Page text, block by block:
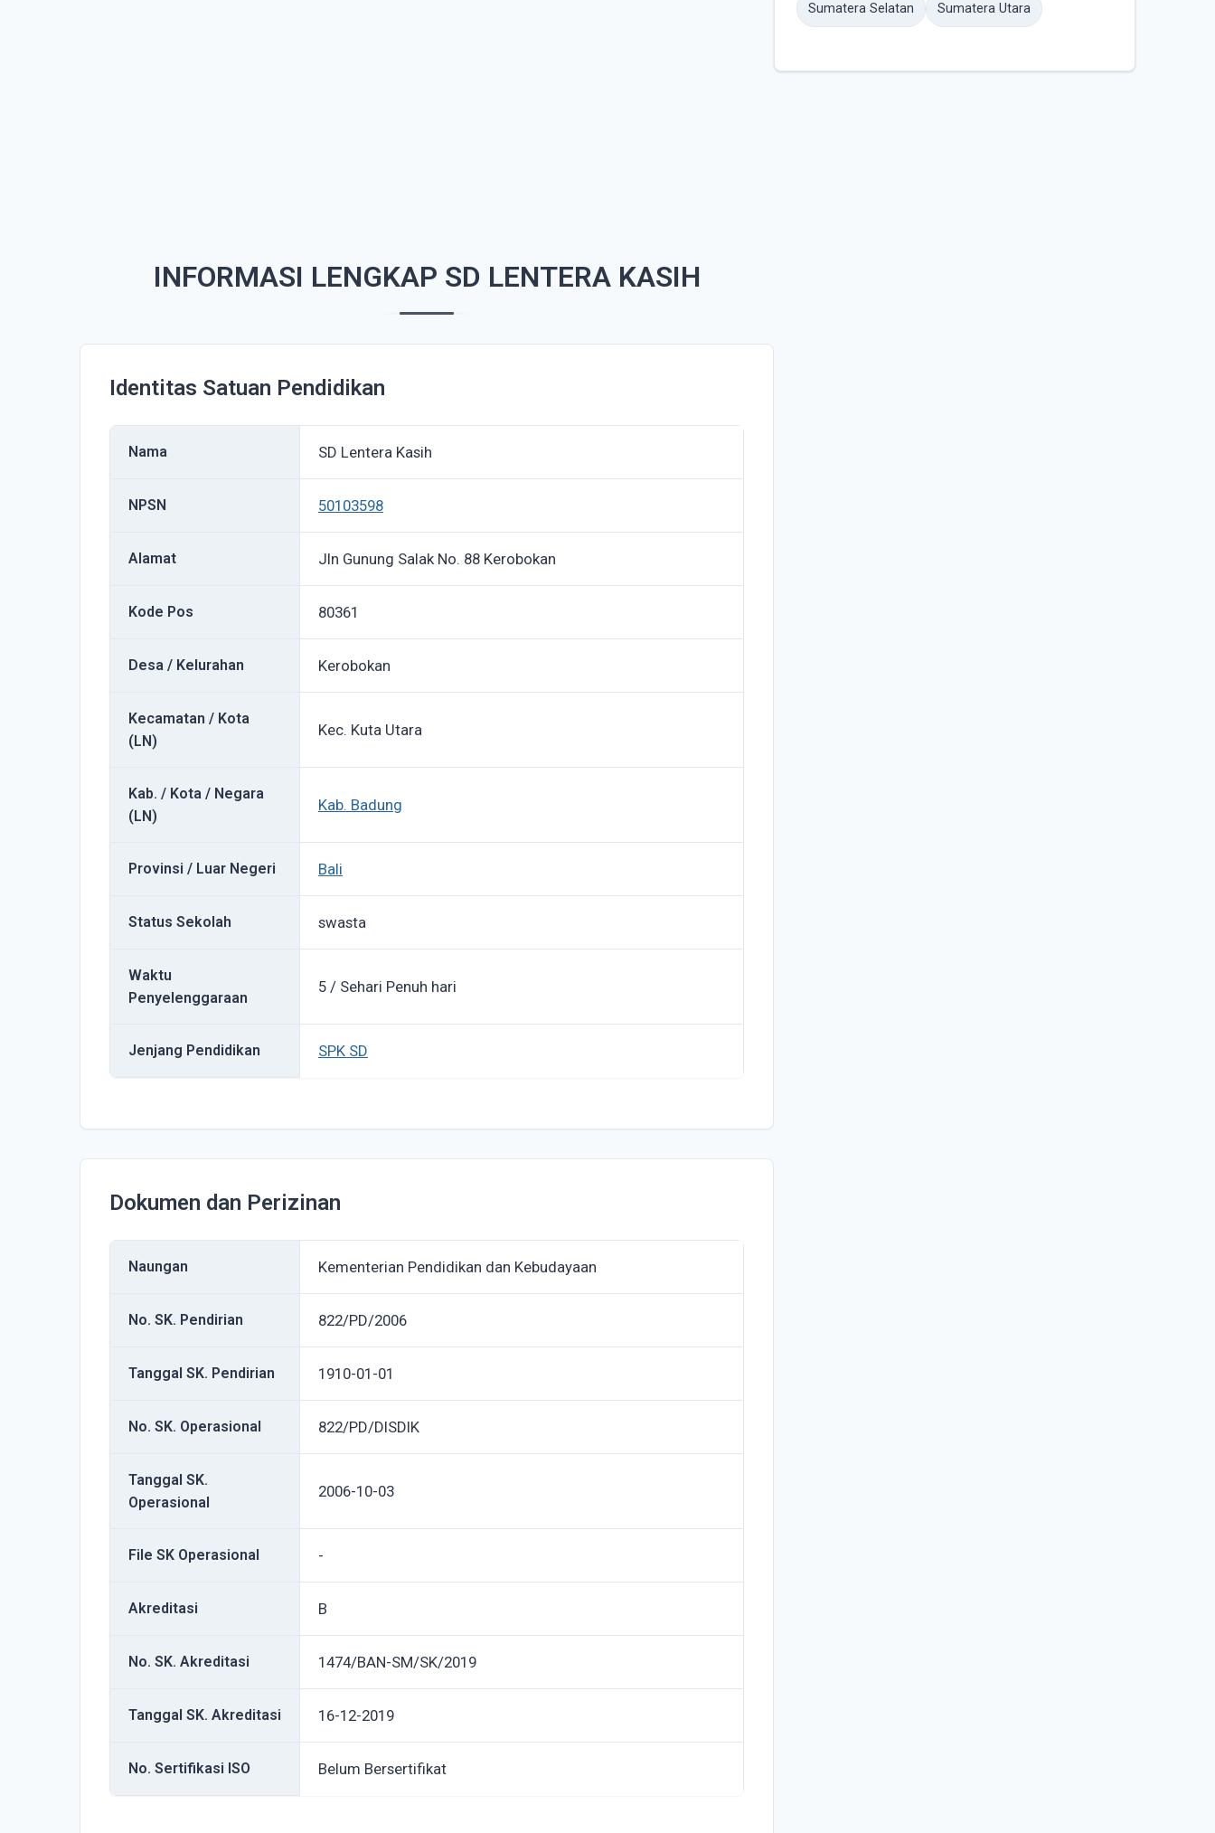
INFORMASI LENGKAP SD LENTERA KASIH
Identitas Satuan Pendidikan
Nama SD Lentera Kasih
NPSN 50103598
Alamat Jln Gunung Salak No. 88 Kerobokan
Kode Pos 80361
Desa / Kelurahan Kerobokan
Kecamatan / Kota
(LN)
Kec. Kuta Utara
Kab. / Kota / Negara
(LN)
Kab. Badung
Provinsi / Luar Negeri Bali
Status Sekolah swasta
Waktu
Penyelenggaraan
5 / Sehari Penuh hari
Jenjang Pendidikan SPK SD
Dokumen dan Perizinan
Naungan Kementerian Pendidikan dan Kebudayaan
No. SK. Pendirian 822/PD/2006
Tanggal SK. Pendirian 1910-01-01
No. SK. Operasional 822/PD/DISDIK
Tanggal SK.
Operasional
2006-10-03
File SK Operasional -
Akreditasi B
No. SK. Akreditasi 1474/BAN-SM/SK/2019
Tanggal SK. Akreditasi 16-12-2019
No. Sertifikasi ISO Belum Bersertifikat
Sumatera Selatan Sumatera Utara